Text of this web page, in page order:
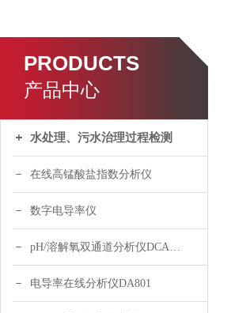
PRODUCTS
产品中心
水处理、污水治理过程检测
在线高锰酸盐指数分析仪
数字电导率仪
pH/溶解氧双通道分析仪DCA120
电导率在线分析仪DA801